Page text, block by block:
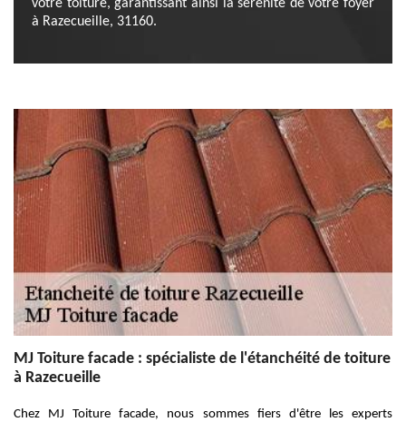
votre toiture, garantissant ainsi la sérénité de votre foyer
à Razecueille, 31160.
MJ Toiture facade : spécialiste de l'étanchéité de toiture
à Razecueille
Chez MJ Toiture facade, nous sommes fiers d'être les experts